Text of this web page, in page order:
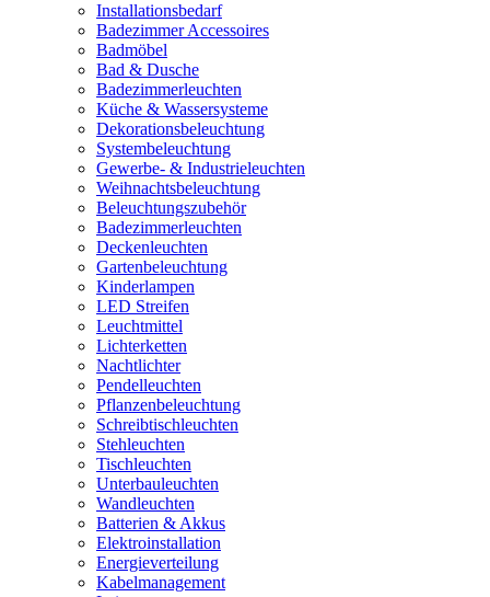
Installationsbedarf
Badezimmer Accessoires
Badmöbel
Bad & Dusche
Badezimmerleuchten
Küche & Wassersysteme
Dekorationsbeleuchtung
Systembeleuchtung
Gewerbe- & Industrieleuchten
Weihnachtsbeleuchtung
Beleuchtungszubehör
Badezimmerleuchten
Deckenleuchten
Gartenbeleuchtung
Kinderlampen
LED Streifen
Leuchtmittel
Lichterketten
Nachtlichter
Pendelleuchten
Pflanzenbeleuchtung
Schreibtischleuchten
Stehleuchten
Tischleuchten
Unterbauleuchten
Wandleuchten
Batterien & Akkus
Elektroinstallation
Energieverteilung
Kabelmanagement